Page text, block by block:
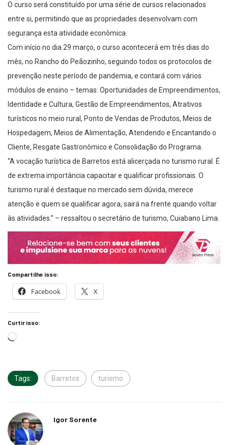
O curso será constituído por uma série de cursos relacionados
entre si, permitindo que as propriedades desenvolvam com
segurança esta atividade econômica.
Com início no dia 29 março, o curso acontecerá em três dias do
mês, no Rancho do Peãozinho, seguindo todos os protocolos de
prevenção neste período de pandemia, e contará com vários
módulos de ensino – temas: Oportunidades de Empreendimentos,
Identidade e Cultura, Gestão de Empreendimentos, Atrativos
turísticos no meio rural, Ponto de Vendas de Produtos, Meios de
Hospedagem, Meios de Alimentação, Atendendo e Encantando o
Cliente, Resgate Gastronômico e Consolidação do Programa.
“A vocação turística de Barretos está alicerçada no turismo rural. É
de extrema importância capacitar e qualificar profissionais. O
turismo rural é destaque no mercado sem dúvida, merece
atenção e quem se qualificar agora, sairá na frente quando voltar
às atividades.” – ressaltou o secretário de turismo, Cuiabano Lima.
Compartilhe isso:
Facebook X
Curtir isso:
Tags: Barretos turismo
Igor Sorente